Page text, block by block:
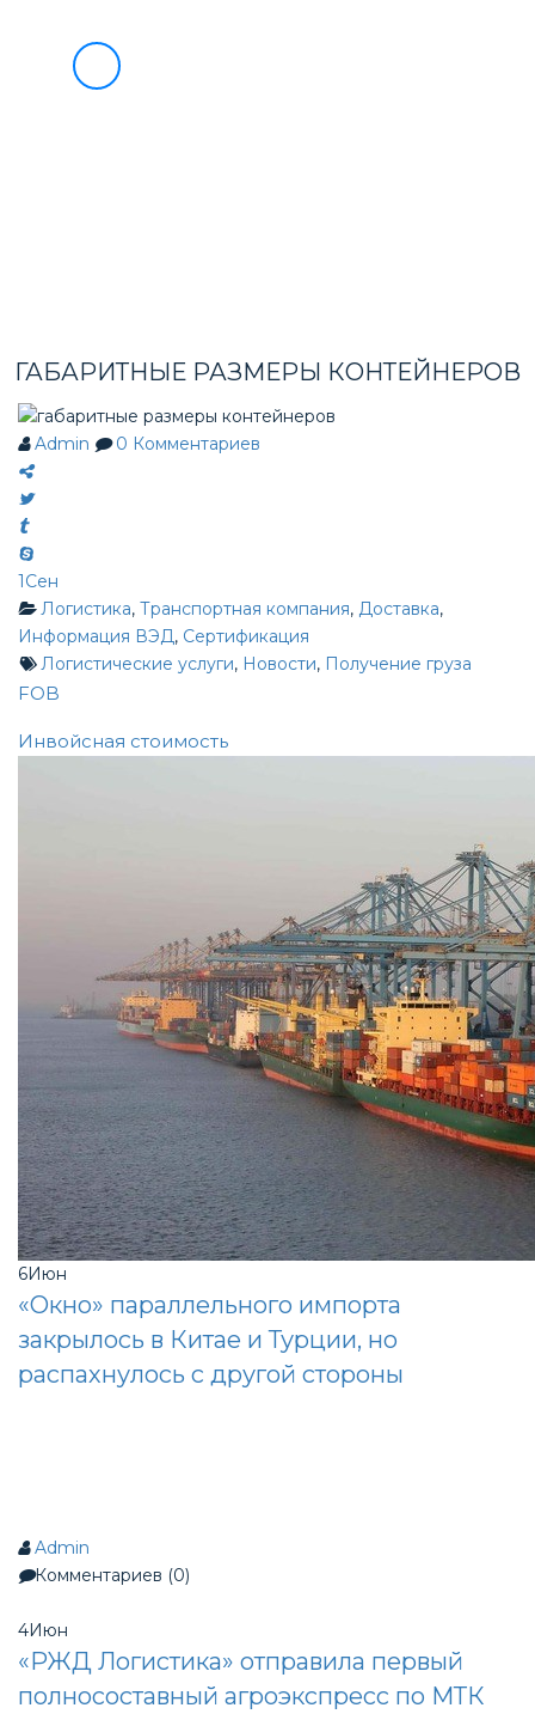
ГАБАРИТНЫЕ РАЗМЕРЫ КОНТЕЙНЕРОВ
Admin 0 Комментариев
1Сен
Логистика, Транспортная компания, Доставка,
Информация ВЭД, Сертификация
Логистические услуги, Новости, Получение груза
Post
navigation
FOB
Инвойсная стоимость
6Июн
«Окно» параллельного импорта
закрылось в Китае и Турции, но
распахнулось с другой стороны
Admin
Комментариев (0)
4Июн
«РЖД Логистика» отправила первый
полносоставный агроэкспресс по МТК